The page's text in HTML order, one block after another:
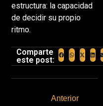
estructura: la capacidad
de decidir su propio
ritmo.
Comparte
este post:
Anterior